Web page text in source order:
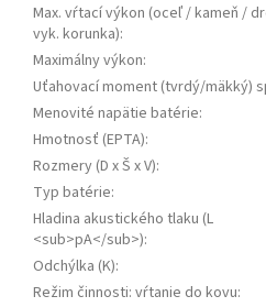
Max. vŕtací výkon (oceľ / kameň /
vyk. korunka):
Maximálny výkon:
Uťahovací moment (tvrdý/mäkký)
Menovité napätie batérie:
Hmotnosť (EPTA):
Rozmery (D x Š x V):
Typ batérie:
Hladina akustického tlaku (L
<sub>pA</sub>):
Odchýlka (K):
Režim činnosti: vŕtanie do kovu: